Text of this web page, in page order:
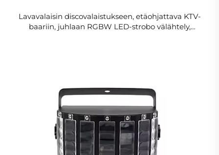
Lavavalaisin discovalaistukseen, etäohjattava KTV-
baariin, juhlaan RGBW LED-strobo välähtely,